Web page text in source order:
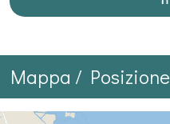
Mappa / Posizione